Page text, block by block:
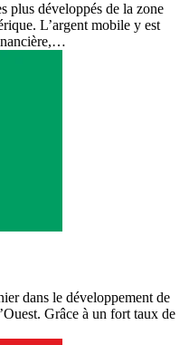
plus développés de la zone
L’argent mobile y est
dans le développement de
Grâce à un fort taux de